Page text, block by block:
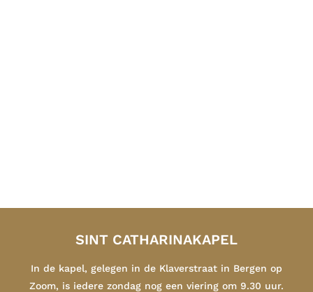
SINT CATHARINAKAPEL
In de kapel, gelegen in de Klaverstraat in Bergen op
Zoom, is iedere zondag nog een viering om 9.30 uur.